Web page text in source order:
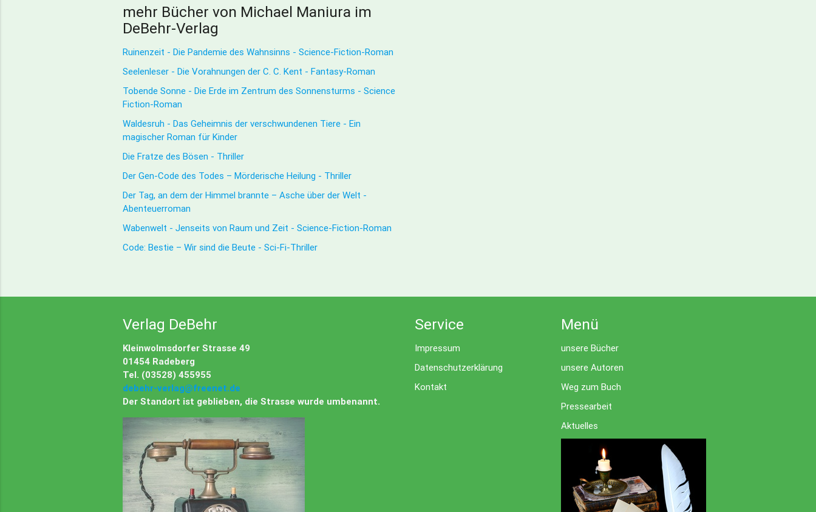
mehr Bücher von Michael Maniura im
DeBehr-Verlag
Ruinenzeit - Die Pandemie des Wahnsinns - Science-Fiction-Roman
Seelenleser - Die Vorahnungen der C. C. Kent - Fantasy-Roman
Tobende Sonne - Die Erde im Zentrum des Sonnensturms - Science
Fiction-Roman
Waldesruh - Das Geheimnis der verschwundenen Tiere - Ein
magischer Roman für Kinder
Die Fratze des Bösen - Thriller
Der Gen-Code des Todes – Mörderische Heilung - Thriller
Der Tag, an dem der Himmel brannte – Asche über der Welt -
Abenteuerroman
Wabenwelt - Jenseits von Raum und Zeit - Science-Fiction-Roman
Code: Bestie – Wir sind die Beute - Sci-Fi-Thriller
Verlag DeBehr
Kleinwolmsdorfer Strasse 49
01454 Radeberg
Tel. (03528) 455955
debehr-verlag@freenet.de
Der Standort ist geblieben, die Strasse wurde umbenannt.
Service
Impressum
Datenschutzerklärung
Kontakt
Menü
unsere Bücher
unsere Autoren
Weg zum Buch
Pressearbeit
Aktuelles